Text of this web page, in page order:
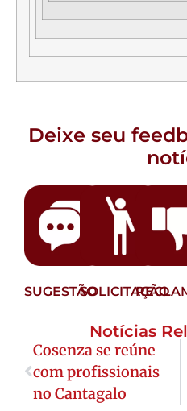
Deixe seu
SUGESTÃOSOLICITAÇÃO
Notícias
Cosenza se reúne
com profissionais
no Cantagalo